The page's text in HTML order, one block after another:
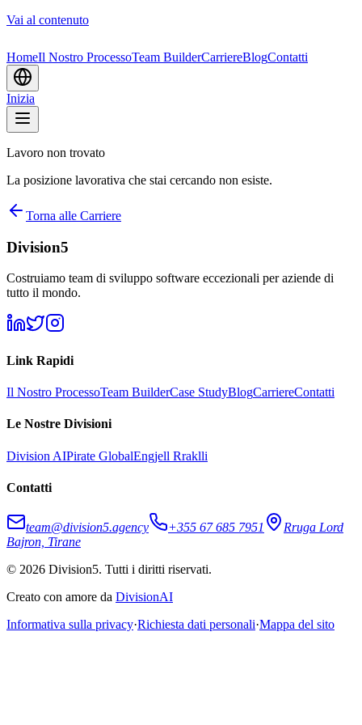
Vai al contenuto
HomeIl Nostro ProcessoTeam BuilderCarriereBlogContatti
Inizia
Lavoro non trovato
La posizione lavorativa che stai cercando non esiste.
Torna alle Carriere
Division5
Costruiamo team di sviluppo software eccezionali per aziende di
tutto il mondo.
Link Rapidi
Il Nostro ProcessoTeam BuilderCase StudyBlogCarriereContatti
Le Nostre Divisioni
Division AIPirate GlobalEngjell Rraklli
Contatti
team@division5.agency +355 67 685 7951
Rruga Lord
Bajron, Tirane
© 2026 Division5. Tutti i diritti riservati.
Creato con amore da DivisionAI
Informativa sulla privacy·Richiesta dati personali·Mappa del sito